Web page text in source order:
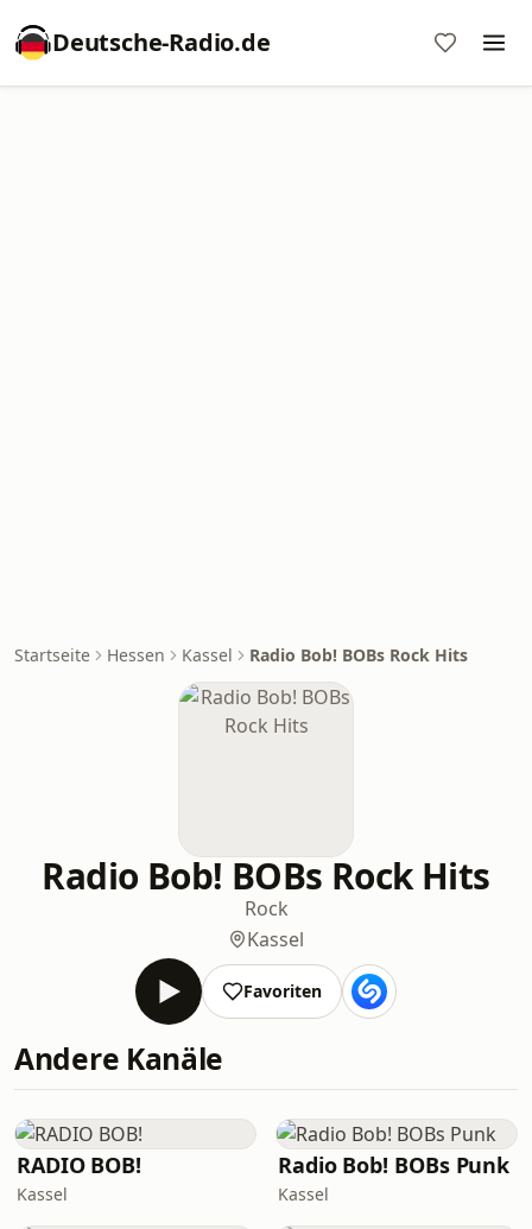
Deutsche-Radio.de
Startseite Hessen Kassel Radio Bob! BOBs Rock Hits
Radio Bob! BOBs Rock Hits
Rock
Kassel
Favoriten
Andere Kanäle
RADIO BOB!
Kassel
Radio Bob! BOBs Punk
Kassel